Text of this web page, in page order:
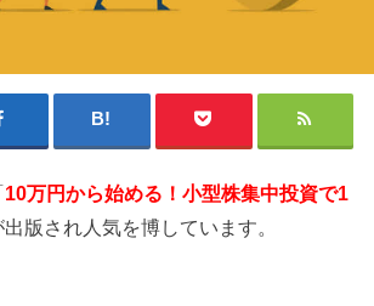
10万円から始める！小型株集中投資で1
出版され人気を博しています。